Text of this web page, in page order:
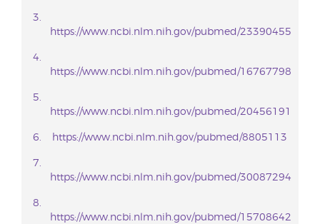
https://www.ncbi.nlm.nih.gov/pubmed/23390455
https://www.ncbi.nlm.nih.gov/pubmed/16767798
https://www.ncbi.nlm.nih.gov/pubmed/20456191
https://www.ncbi.nlm.nih.gov/pubmed/8805113
https://www.ncbi.nlm.nih.gov/pubmed/30087294
https://www.ncbi.nlm.nih.gov/pubmed/15708642